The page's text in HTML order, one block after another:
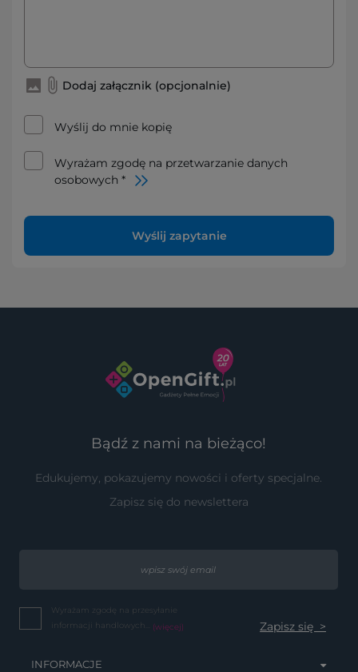
Dodaj załącznik (opcjonalnie)
Wyślij do mnie kopię
Wyrażam zgodę na przetwarzanie danych
osobowych *
Wyślij zapytanie
Bądź z nami na bieżąco!
Edukujemy, pokazujemy nowości i oferty specjalne.
Zapisz się do newslettera
Wyrażam zgodę na przesyłanie
informacji handlowych... (więcej)
INFORMACJE